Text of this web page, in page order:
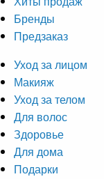
Бренды
Предзаказ
Уход за лицом
Макияж
Уход за телом
Для волос
Здоровье
Для дома
Подарки